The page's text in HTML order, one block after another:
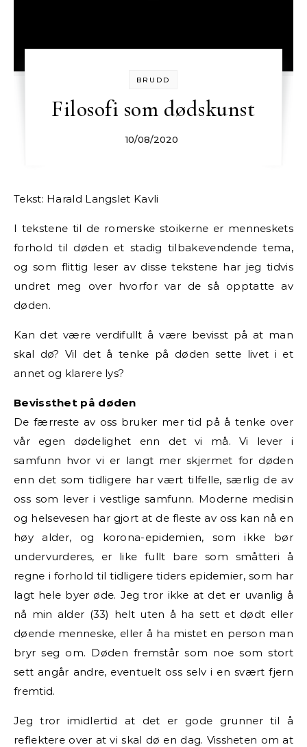
BRUDD
Filosofi som dødskunst
10/08/2020
Tekst: Harald Langslet Kavli
I tekstene til de romerske stoikerne er menneskets
forhold til døden et stadig tilbakevendende tema,
og som flittig leser av disse tekstene har jeg tidvis
undret meg over hvorfor var de så opptatte av
døden.
Kan det være verdifullt å være bevisst på at man
skal dø? Vil det å tenke på døden sette livet i et
annet og klarere lys?
Bevissthet på døden
De færreste av oss bruker mer tid på å tenke over
vår egen dødelighet enn det vi må. Vi lever i
samfunn hvor vi er langt mer skjermet for døden
enn det som tidligere har vært tilfelle, særlig de av
oss som lever i vestlige samfunn. Moderne medisin
og helsevesen har gjort at de fleste av oss kan nå en
høy alder, og korona-epidemien, som ikke bør
undervurderes, er like fullt bare som småtteri å
regne i forhold til tidligere tiders epidemier, som har
lagt hele byer øde. Jeg tror ikke at det er uvanlig å
nå min alder (33) helt uten å ha sett et dødt eller
døende menneske, eller å ha mistet en person man
bryr seg om. Døden fremstår som noesom stort
sett angår andre, eventuelt oss selv i en svært fjern
fremtid.
Jeg tror imidlertid at det er gode grunner til å
reflektere over at vi skal dø en dag. Vissheten om at